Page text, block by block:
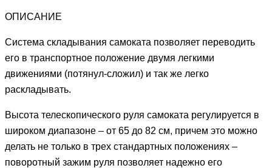
ОПИСАНИЕ
Система складывания самоката позволяет переводить
его в транспортное положение двумя легкими
движениями (потянул-сложил) и так же легко
раскладывать.
Высота телескопического руля самоката регулируется в
широком диапазоне – от 65 до 82 см, причем это можно
делать не только в трех стандартных положениях –
поворотный зажим руля позволяет надежно его